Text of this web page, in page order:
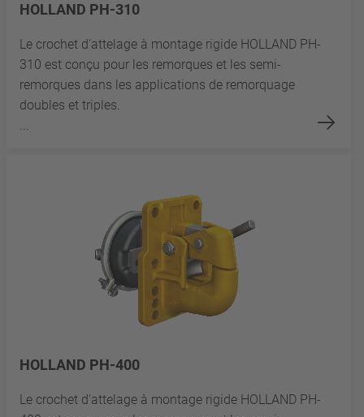
HOLLAND PH-310
Le crochet d'attelage à montage rigide HOLLAND PH-
310 est conçu pour les remorques et les semi-
remorques dans les applications de remorquage
doubles et triples.
HOLLAND PH-400
Le crochet d'attelage à montage rigide HOLLAND PH-